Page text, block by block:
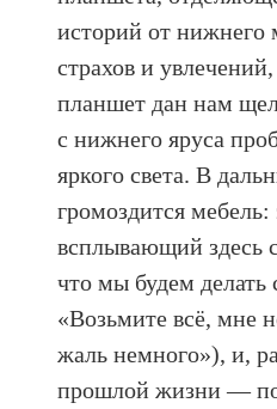
историй от нижнего
страхов и
планшет дан нам
с нижнего яруса
яркого света. В
громоздится мебель:
всплывающий здесь
что мы будем делать
«Возьмите всё, мне
жаль немного»), и,
прошлой жизни —